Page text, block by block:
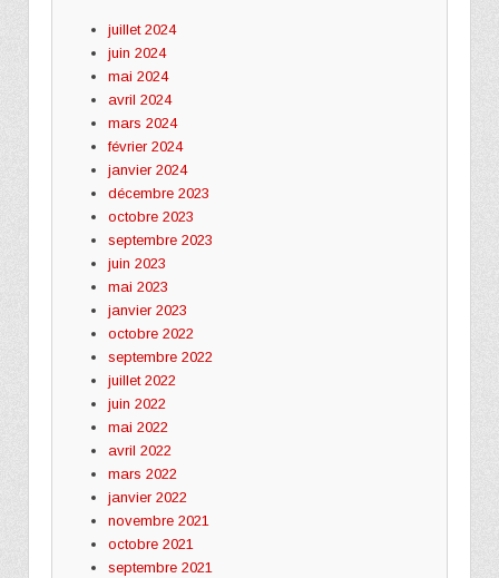
juillet 2024
juin 2024
mai 2024
avril 2024
mars 2024
février 2024
janvier 2024
décembre 2023
octobre 2023
septembre 2023
juin 2023
mai 2023
janvier 2023
octobre 2022
septembre 2022
juillet 2022
juin 2022
mai 2022
avril 2022
mars 2022
janvier 2022
novembre 2021
octobre 2021
septembre 2021